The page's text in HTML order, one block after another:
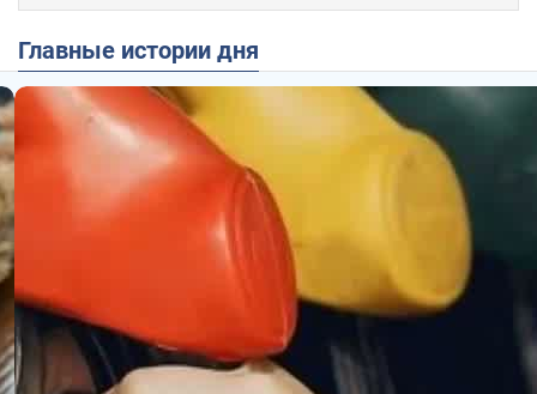
Главные истории дня